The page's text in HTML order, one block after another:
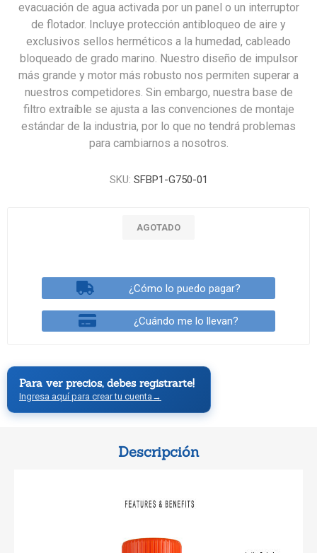
evacuación de agua activada por un panel o un interruptor
de flotador. Incluye protección antibloqueo de aire y
exclusivos sellos herméticos a la humedad, cableado
bloqueado de grado marino. Nuestro diseño de impulsor
más grande y motor más robusto nos permiten superar a
nuestros competidores. Sin embargo, nuestra base de
filtro extraíble se ajusta a las convenciones de montaje
estándar de la industria, por lo que no tendrá problemas
para cambiarnos a nosotros.
SKU: SFBP1-G750-01
AGOTADO
¿Cómo lo puedo pagar?
¿Cuándo me lo llevan?
Para ver precios, debes registrarte!
Ingresa aquí para crear tu cuenta →
Descripción